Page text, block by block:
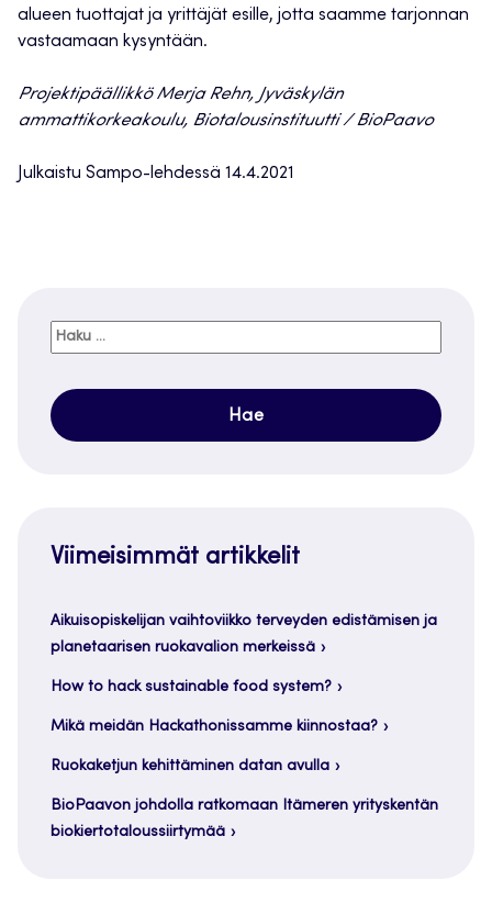
alueen tuottajat ja yrittäjät esille, jotta saamme tarjonnan
vastaamaan kysyntään.
Projektipäällikkö Merja Rehn, Jyväskylän
ammattikorkeakoulu, Biotalousinstituutti / BioPaavo
Julkaistu Sampo-lehdessä 14.4.2021
Haku:
Viimeisimmät artikkelit
Aikuisopiskelijan vaihtoviikko terveyden edistämisen ja
planetaarisen ruokavalion merkeissä
How to hack sustainable food system?
Mikä meidän Hackathonissamme kiinnostaa?
Ruokaketjun kehittäminen datan avulla
BioPaavon johdolla ratkomaan Itämeren yrityskentän
biokiertotaloussiirtymää